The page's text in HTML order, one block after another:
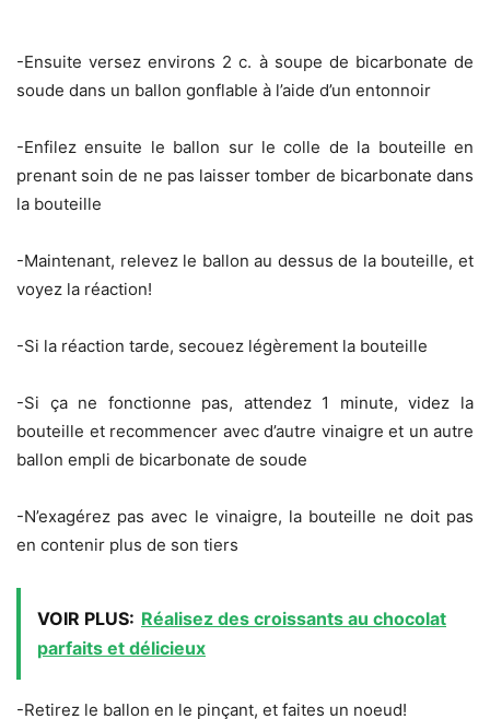
-Ensuite versez environs 2 c. à soupe de bicarbonate de
soude dans un ballon gonflable à l’aide d’un entonnoir
-Enfilez ensuite le ballon sur le colle de la bouteille en
prenant soin de ne pas laisser tomber de bicarbonate dans
la bouteille
-Maintenant, relevez le ballon au dessus de la bouteille, et
voyez la réaction!
-Si la réaction tarde, secouez légèrement la bouteille
-Si ça ne fonctionne pas, attendez 1 minute, videz la
bouteille et recommencer avec d’autre vinaigre et un autre
ballon empli de bicarbonate de soude
-N’exagérez pas avec le vinaigre, la bouteille ne doit pas
en contenir plus de son tiers
VOIR PLUS: Réalisez des croissants au chocolat
parfaits et délicieux
-Retirez le ballon en le pinçant, et faites un noeud!